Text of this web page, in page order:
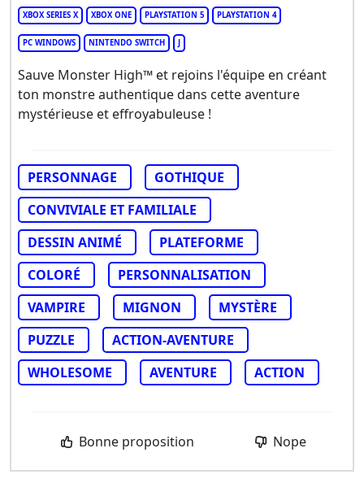
XBOX SERIES X XBOX ONE PLAYSTATION 5 PLAYSTATION 4
PC WINDOWS NINTENDO SWITCH J
Sauve Monster High™ et rejoins l'équipe en créant
ton monstre authentique dans cette aventure
mystérieuse et effroyabuleuse !
PERSONNAGE
GOTHIQUE
CONVIVIALE ET FAMILIALE
DESSIN ANIMÉ
PLATEFORME
COLORÉ
PERSONNALISATION
VAMPIRE
MIGNON
MYSTÈRE
PUZZLE
ACTION-AVENTURE
WHOLESOME
AVENTURE ACTION
Bonne proposition Nope